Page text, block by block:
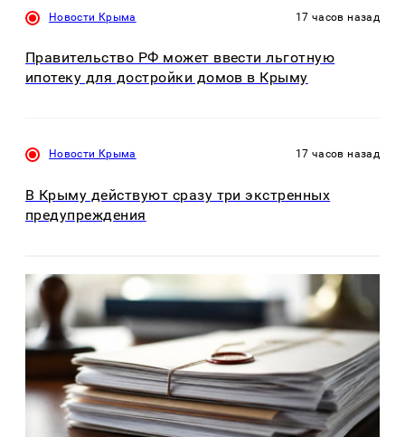
Новости Крыма 17 часов назад
Правительство РФ может ввести льготную
ипотеку для достройки домов в Крыму
Новости Крыма 17 часов назад
В Крыму действуют сразу три экстренных
предупреждения